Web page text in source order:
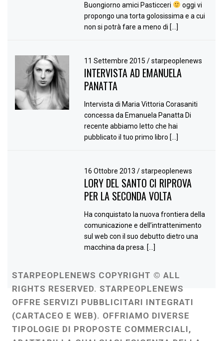
Buongiorno amici Pasticceri
oggi vi
propongo una torta golosissima e a cui
non si potrà fare a meno di […]
11 Settembre 2015/ starpeoplenews
INTERVISTA AD EMANUELA
PANATTA
Intervista di Maria Vittoria Corasaniti
concessa da Emanuela Panatta Di
recente abbiamo letto che hai
pubblicato il tuo primo libro […]
16 Ottobre 2013/ starpeoplenews
LORY DEL SANTO CI RIPROVA
PER LA SECONDA VOLTA
Ha conquistato la nuova frontiera della
comunicazione e dell’intrattenimento
sul web con il suo debutto dietro una
macchina da presa. […]
STARPEOPLENEWS COPYRIGHT © ALL
RIGHTS RESERVED. STARPEOPLENEWS
OFFRE SERVIZI PUBBLICITARI INTEGRATI
(CARTACEO E WEB). OFFRIAMO DIVERSE
TIPOLOGIE DI PROPOSTE COMMERCIALI,